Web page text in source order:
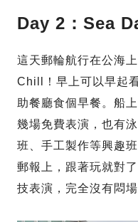
Day 2：Sea
這天郵輪航行在公海
Chill！早上可以早起
助餐廳食個早餐。船
幾場免費表演，也有
班、手工製作等興趣
郵報上，跟著玩就對
技表演，完全沒有悶場